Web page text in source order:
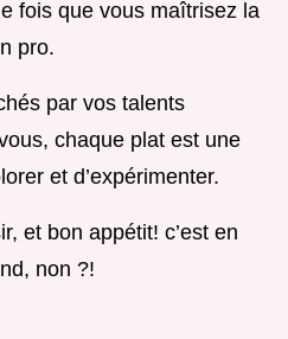
fois que vous maîtrisez la
pro.
par vos talents
chaque plat est une
et d’expérimenter.
et bon appétit! c’est en
non ?!